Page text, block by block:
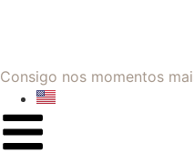
Consigo nos momentos